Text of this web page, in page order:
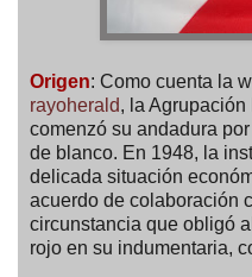
Origen: Como cuenta la
rayoherald, la
comenzó su andadura
de blanco. En 1948, la
delicada situación
acuerdo de colaboración
circunstancia que obligó
rojo en su indumentaria,